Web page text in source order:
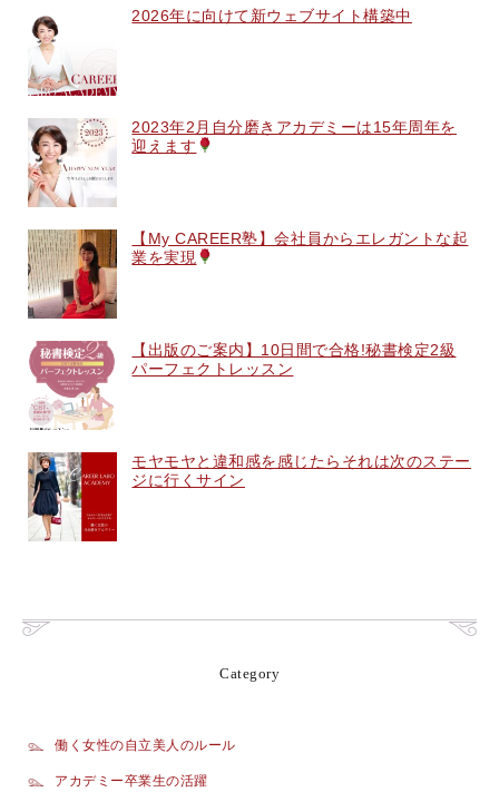
2026年に向けて新ウェブサイト構築中
2023年2月自分磨きアカデミーは15年周年を
迎えます
【My CAREER塾】会社員からエレガントな起
業を実現
【出版のご案内】10日間で合格!秘書検定2級
パーフェクトレッスン
モヤモヤと違和感を感じたらそれは次のステー
ジに行くサイン
Category
働く女性の自立美人のルール
アカデミー卒業生の活躍